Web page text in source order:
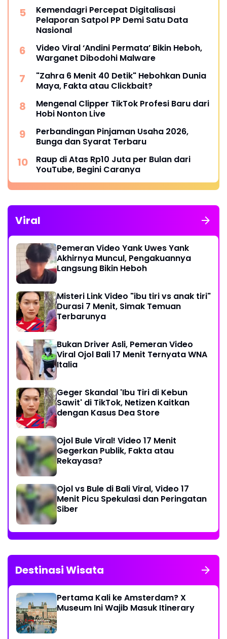
Kemendagri Percepat Digitalisasi
Pelaporan Satpol PP Demi Satu Data
Nasional
Video Viral ‘Andini Permata’ Bikin Heboh,
Warganet Dibodohi Malware
"Zahra 6 Menit 40 Detik" Hebohkan Dunia
Maya, Fakta atau Clickbait?
Mengenal Clipper TikTok Profesi Baru dari
Hobi Nonton Live
Perbandingan Pinjaman Usaha 2026,
Bunga dan Syarat Terbaru
Raup di Atas Rp10 Juta per Bulan dari
YouTube, Begini Caranya
Viral
Pemeran Video Yank Uwes Yank
Akhirnya Muncul, Pengakuannya
Langsung Bikin Heboh
Misteri Link Video "ibu tiri vs anak tiri"
Durasi 7 Menit, Simak Temuan
Terbarunya
Bukan Driver Asli, Pemeran Video
Viral Ojol Bali 17 Menit Ternyata WNA
Italia
Geger Skandal 'Ibu Tiri di Kebun
Sawit' di TikTok, Netizen Kaitkan
dengan Kasus Dea Store
Ojol Bule Viral! Video 17 Menit
Gegerkan Publik, Fakta atau
Rekayasa?
Ojol vs Bule di Bali Viral, Video 17
Menit Picu Spekulasi dan Peringatan
Siber
Destinasi Wisata
Pertama Kali ke Amsterdam? X
Museum Ini Wajib Masuk Itinerary